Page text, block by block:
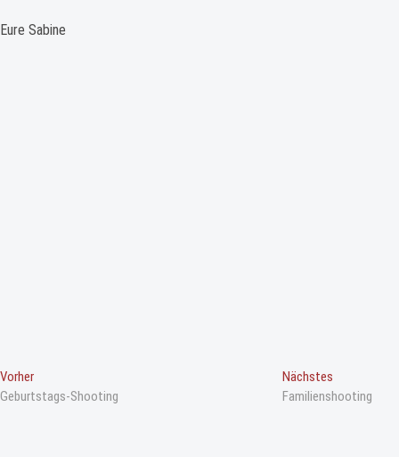
Eure Sabine
B
e
VorherVorheriger
Beitrag
Geburtstags-Shooting
Nächstes
Beitrag
Familienshooting